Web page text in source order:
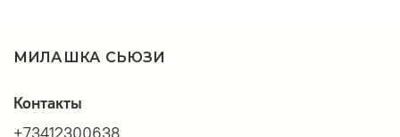
МИЛАШКА СЬЮЗИ
Контакты
+73412300638